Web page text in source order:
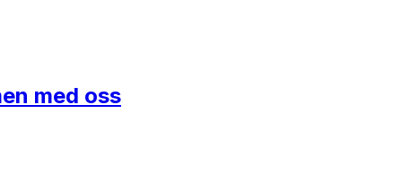
med oss